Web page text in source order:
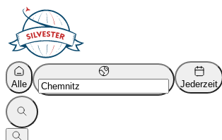
Alle Jederzeit